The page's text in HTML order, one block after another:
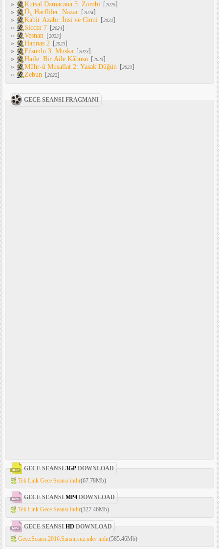
»
Kutsal Damacana 5: Zombi [2025]
»
Üç Harfliler: Nazar [2024]
»
Kabir Azabı: İnsi ve Cinni [2024]
»
Siccin 7 [2024]
»
Vesnan [2023]
»
Hannas 2 [2023]
»
Efsunlu 3: Muska [2023]
»
Haile: Bir Aile Kâbusu [2023]
»
Mühr-ü Musallat 2: Yasak Düğün [2023]
»
Zebun [2022]
GECE SEANSI FRAGMANI
GECE SEANSI 3GP DOWNLOAD
Tek Link Gece Seansı indir(67.78Mb)
GECE SEANSI MP4 DOWNLOAD
Tek Link Gece Seansı indir(327.46Mb)
GECE SEANSI HD DOWNLOAD
Gece.Seansi.2016.Sansursuz.mkv indir(585.46Mb)